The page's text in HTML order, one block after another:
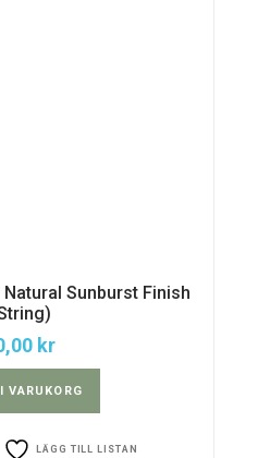
Sunburst Finish
kr
VARUKORG
LÄGG TILL LISTAN